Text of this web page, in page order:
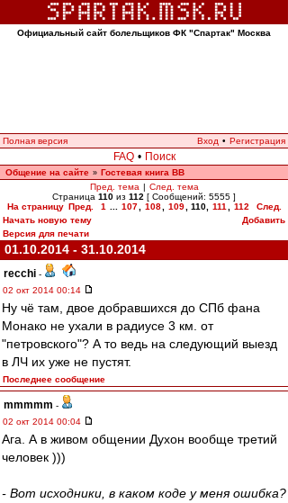
Официальный сайт болельщиков ФК "Спартак" Москва
Полная версия Вход • Регистрация
FAQ • Поиск
Общение на сайте » Гостевая книга ВВ
Пред. тема | След. тема
Страница 110 из 112 [ Сообщений: 5555 ]
На страницу Пред. 1 107 108 109 110, 111 112
След.
Начать новую тему
Добавить
Версия для печати
01.10.2014 - 31.10.2014
recchi -
02 окт 2014 00:14
Ну чё там, двое добравшихся до СПб фана
Монако не ухали в радиусе 3 км. от
"петровского"? А то ведь на следующий выезд
в ЛЧ их уже не пустят.
Последнее сообщение
mmmmm -
02 окт 2014 00:04
Ага. А в живом общении Духон вообще третий
человек )))
- Вот исходники, в каком коде у меня ошибка?